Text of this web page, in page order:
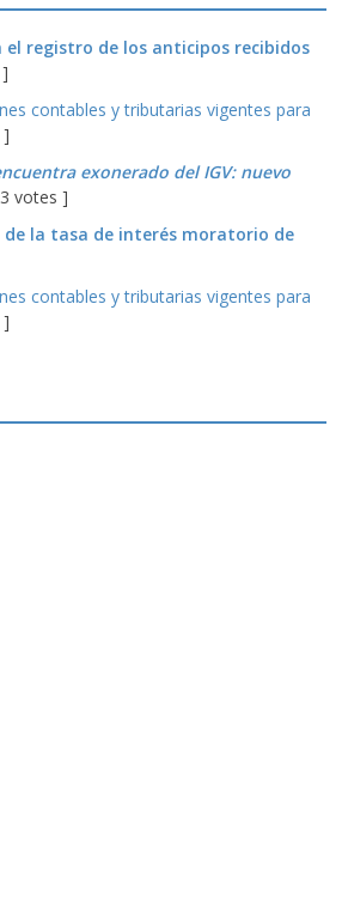
el registro de los anticipos recibidos
contables y tributarias vigentes para
]
exonerado del IGV: nuevo
votes ]
de la tasa de interés moratorio de
contables y tributarias vigentes para
]